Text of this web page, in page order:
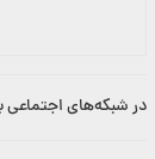
در شبکه‌های اجتماعی